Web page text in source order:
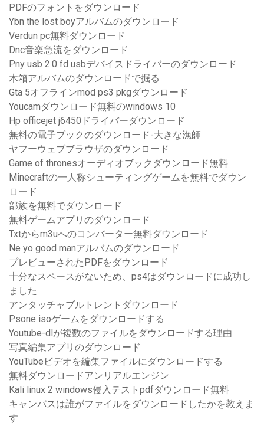
PDFのフォントをダウンロード
Ybn the lost boyアルバムのダウンロード
Verdun pc無料ダウンロード
Dnc音楽急流をダウンロード
Pny usb 2.0 fd usbデバイスドライバーのダウンロード
木箱アルバムのダウンロードで掘る
Gta 5オフラインmod ps3 pkgダウンロード
Youcamダウンロード無料のwindows 10
Hp officejet j6450ドライバーダウンロード
無料の電子ブックのダウンロード-大きな漁師
ヤフーウェブブラウザのダウンロード
Game of thronesオーディオブックダウンロード無料
Minecraftの一人称シューティングゲームを無料でダウン
ロード
部族を無料でダウンロード
無料ゲームアプリのダウンロード
Txtからm3uへのコンバーター無料ダウンロード
Ne yo good manアルバムのダウンロード
プレビューされたPDFをダウンロード
十分なスペースがないため、ps4はダウンロードに成功し
ました
アンタッチャブルトレントダウンロード
Psone isoゲームをダウンロードする
Youtube-dlが複数のファイルをダウンロードする理由
写真編集アプリのダウンロード
YouTubeビデオを編集ファイルにダウンロードする
無料ダウンロードアンリアルエンジン
Kali linux 2 windows侵入テストpdfダウンロード無料
キャンバスは誰がファイルをダウンロードしたかを教えま
す